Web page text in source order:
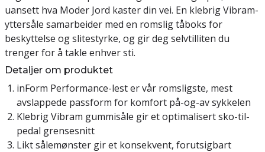
uansett hva Moder Jord kaster din vei. En klebrig Vibram-
yttersåle samarbeider med en romslig tåboks for
beskyttelse og slitestyrke, og gir deg selvtilliten du
trenger for å takle enhver sti.
Detaljer om produktet
inForm Performance-lest er vår romsligste, mest
avslappede passform for komfort på-og-av sykkelen
Klebrig Vibram gummisåle gir et optimalisert sko-til-
pedal grensesnitt
Likt sålemønster gir et konsekvent, forutsigbart